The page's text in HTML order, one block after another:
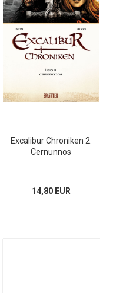
Excalibur Chroniken 2:
Cernunnos
14,80 EUR